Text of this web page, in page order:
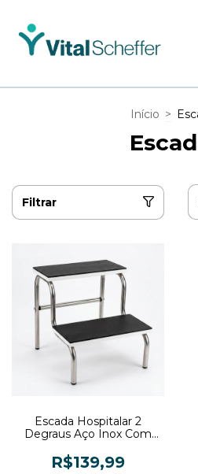
Início >
Filtrar
Escada Hospitalar 2
Degraus Aço Inox Com
R$139,99